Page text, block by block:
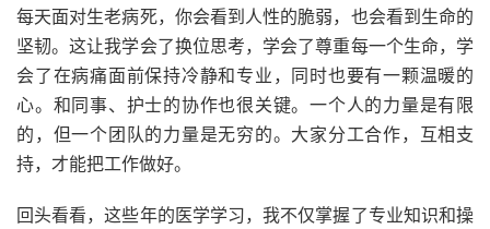
每天面对生老病死，你会看到人性的脆弱，也会看到生命的
坚韧。这让我学会了换位思考，学会了尊重每一个生命，学
会了在病痛面前保持冷静和专业，同时也要有一颗温暖的
心。和同事、护士的协作也很关键。一个人的力量是有限
的，但一个团队的力量是无穷的。大家分工合作，互相支
持，才能把工作做好。
回头看看，这些年的医学学习，我不仅掌握了专业知识和操